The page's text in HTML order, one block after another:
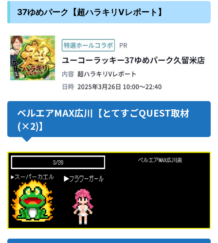
37ゆめパーク【超ハラキリVレポート】
ベルエアMAX広川【とてすごQUEST取材
(×2)】